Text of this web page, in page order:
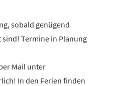
sobald genügend
Termine in Planung
Mail unter
In den Ferien finden